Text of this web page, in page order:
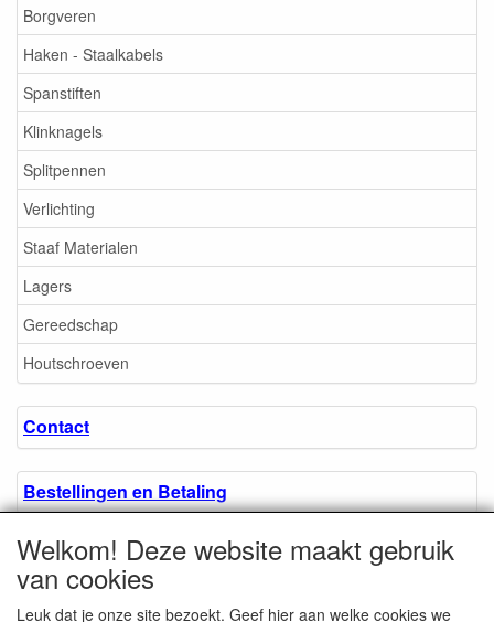
Borgveren
Haken - Staalkabels
Spanstiften
Klinknagels
Splitpennen
Verlichting
Staaf Materialen
Lagers
Gereedschap
Houtschroeven
Contact
Bestellingen en Betaling
Algemene voorwaarden
Welkom! Deze website maakt gebruik
van cookies
Leuk dat je onze site bezoekt. Geef hier aan welke cookies we